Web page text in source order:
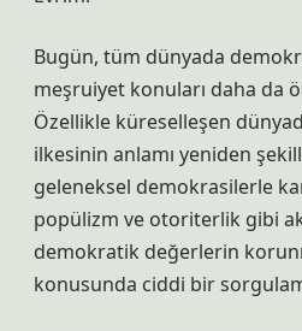
Bugün, tüm dünyada
meşruiyet konuları daha da
Özellikle küreselleşen
ilkesinin anlamı yeniden
geleneksel demokrasilerle
popülizm ve otoriterlik gibi
demokratik değerlerin
konusunda ciddi bir